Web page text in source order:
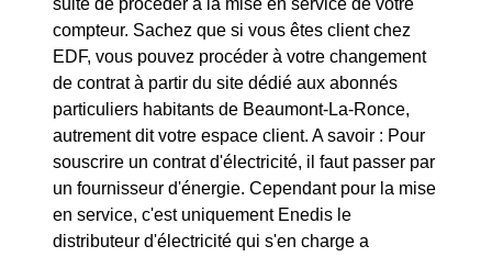
suite de procéder à la mise en service de votre
compteur. Sachez que si vous êtes client chez
EDF, vous pouvez procéder à votre changement
de contrat à partir du site dédié aux abonnés
particuliers habitants de Beaumont-La-Ronce,
autrement dit votre espace client. A savoir : Pour
souscrire un contrat d'électricité, il faut passer par
un fournisseur d'énergie. Cependant pour la mise
en service, c'est uniquement Enedis le
distributeur d'électricité qui s'en charge a